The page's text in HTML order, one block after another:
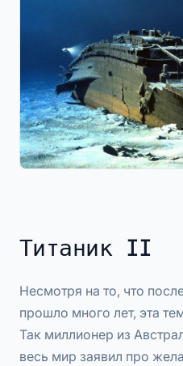
Титаник II
Несмотря на то, что
прошло много лет, эта
Так миллионер из
весь мир заявил про